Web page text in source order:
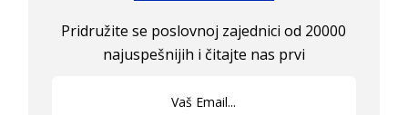
Pridružite se poslovnoj zajednici od 20000
najuspešnijih i čitajte nas prvi